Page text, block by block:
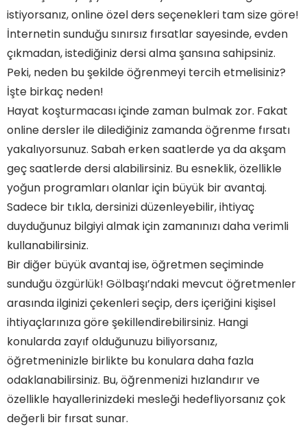
istiyorsanız, online özel ders seçenekleri tam size göre!
İnternetin sunduğu sınırsız fırsatlar sayesinde, evden
çıkmadan, istediğiniz dersi alma şansına sahipsiniz.
Peki, neden bu şekilde öğrenmeyi tercih etmelisiniz?
İşte birkaç neden!
Hayat koşturmacası içinde zaman bulmak zor. Fakat
online dersler ile dilediğiniz zamanda öğrenme fırsatı
yakalıyorsunuz. Sabah erken saatlerde ya da akşam
geç saatlerde dersi alabilirsiniz. Bu esneklik, özellikle
yoğun programları olanlar için büyük bir avantaj.
Sadece bir tıkla, dersinizi düzenleyebilir, ihtiyaç
duyduğunuz bilgiyi almak için zamanınızı daha verimli
kullanabilirsiniz.
Bir diğer büyük avantaj ise, öğretmen seçiminde
sunduğu özgürlük! Gölbaşı’ndaki mevcut öğretmenler
arasında ilginizi çekenleri seçip, ders içeriğini kişisel
ihtiyaçlarınıza göre şekillendirebilirsiniz. Hangi
konularda zayıf olduğunuzu biliyorsanız,
öğretmeninizle birlikte bu konulara daha fazla
odaklanabilirsiniz. Bu, öğrenmenizi hızlandırır ve
özellikle hayallerinizdeki mesleği hedefliyorsanız çok
değerli bir fırsat sunar.